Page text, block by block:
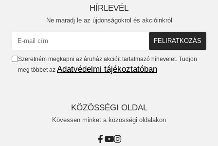
HÍRLEVÉL
Ne maradj le az újdonságokrol és akcióinkról
Szeretném megkapni az áruház akcióit tartalmazó hírlevelet. Tudjon
meg többet az Adatvédelmi tájékoztatóban
KÖZÖSSÉGI OLDAL
Kövessen minket a közösségi oldalakon